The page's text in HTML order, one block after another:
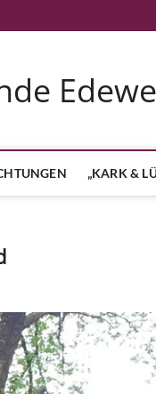
„KARK &